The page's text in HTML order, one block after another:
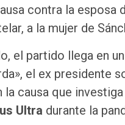
contra la esposa
a la mujer de
el partido llega en
el ex presidente
la causa que
Ultra durante la